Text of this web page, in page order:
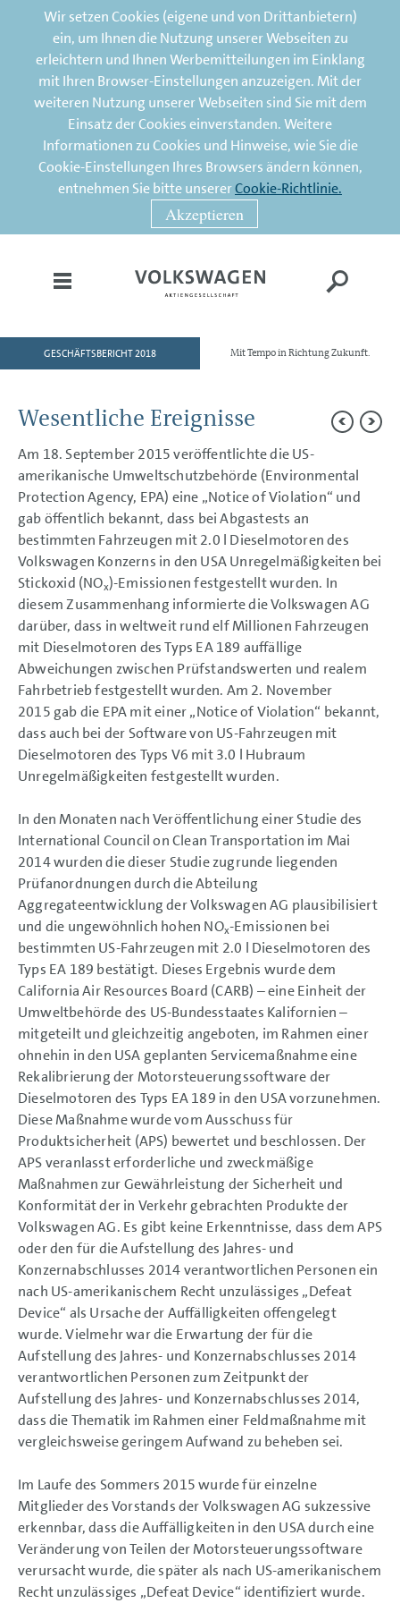
Wir setzen Cookies (eigene und von Drittanbietern)
ein, um Ihnen die Nutzung unserer Webseiten zu
erleichtern und Ihnen Werbemitteilungen im Einklang
mit Ihren Browser-Einstellungen anzuzeigen. Mit der
weiteren Nutzung unserer Webseiten sind Sie mit dem
Einsatz der Cookies einverstanden. Weitere
Informationen zu Cookies und Hinweise, wie Sie die
Cookie-Einstellungen Ihres Browsers ändern können,
entnehmen Sie bitte unsererCookie-Richtlinie.
Akzeptieren
HOME
KONZERNBEREICHE
KONZERNLAGEBERICHT
KONZERNABSCHLUSS
ANHANG
Allgemeine Angaben
Rechnungslegungsnormen
Wesentliche Ereignisse
Konsolidierungsgrundsätze
Währungsumrechnung
Bilanzierungs- und
Bewertungsgrundsätze
Segmentberichterstattung
Erläuterungen GuV
Erläuterungen Bilanz
Bilanzeid
Bestätigungsvermerk
Mit Tempo in Richtung Zukunft.
GESCHÄFTSBERICHT 2018
Wesentliche Ereignisse
Am 18. September 2015 veröffentlichte die US-
amerikanische Umweltschutzbehörde (Environmental
Protection Agency, EPA) eine „Notice of Violation“ und
gab öffentlich bekannt, dass bei Abgastests an
bestimmten Fahrzeugen mit 2.0 l Dieselmotoren des
Volkswagen Konzerns in den USA Unregelmäßigkeiten bei
Stickoxid (NOx)-Emissionen festgestellt wurden. In
diesem Zusammenhang informierte die Volkswagen AG
darüber, dass in weltweit rund elf Millionen Fahrzeugen
mit Dieselmotoren des Typs EA 189 auffällige
Abweichungen zwischen Prüfstandswerten und realem
Fahrbetrieb festgestellt wurden. Am 2. November
2015 gab die EPA mit einer „Notice of Violation“ bekannt,
dass auch bei der Software von US-Fahrzeugen mit
Dieselmotoren des Typs V6 mit 3.0 l Hubraum
Unregelmäßigkeiten festgestellt wurden.
In den Monaten nach Veröffentlichung einer Studie des
International Council on Clean Transportation im Mai
2014 wurden die dieser Studie zugrunde liegenden
Prüfanordnungen durch die Abteilung
Aggregateentwicklung der Volkswagen AG plausibilisiert
und die ungewöhnlich hohen NOx-Emissionen bei
bestimmten US-Fahrzeugen mit 2.0 l Dieselmotoren des
Typs EA 189 bestätigt. Dieses Ergebnis wurde dem
California Air Resources Board (CARB) – eine Einheit der
Umweltbehörde des US-Bundesstaates Kalifornien –
mitgeteilt und gleichzeitig angeboten, im Rahmen einer
ohnehin in den USA geplanten Servicemaßnahme eine
Rekalibrierung der Motorsteuerungssoftware der
Dieselmotoren des Typs EA 189 in den USA vorzunehmen.
Diese Maßnahme wurde vom Ausschuss für
Produktsicherheit (APS) bewertet und beschlossen. Der
APS veranlasst erforderliche und zweckmäßige
Maßnahmen zur Gewährleistung der Sicherheit und
Konformität der in Verkehr gebrachten Produkte der
Volkswagen AG. Es gibt keine Erkenntnisse, dass dem APS
oder den für die Aufstellung des Jahres- und
Konzernabschlusses 2014 verantwortlichen Personen ein
nach US-amerikanischem Recht unzulässiges „Defeat
Device“ als Ursache der Auffälligkeiten offengelegt
wurde. Vielmehr war die Erwartung der für die
Aufstellung des Jahres- und Konzernabschlusses 2014
verantwortlichen Personen zum Zeitpunkt der
Aufstellung des Jahres- und Konzernabschlusses 2014,
dass die Thematik im Rahmen einer Feldmaßnahme mit
vergleichsweise geringem Aufwand zu beheben sei.
Im Laufe des Sommers 2015 wurde für einzelne
Mitglieder des Vorstands der Volkswagen AG sukzessive
erkennbar, dass die Auffälligkeiten in den USA durch eine
Veränderung von Teilen der Motorsteuerungssoftware
verursacht wurde, die später als nach US-amerikanischem
Recht unzulässiges „Defeat Device“ identifiziert wurde.